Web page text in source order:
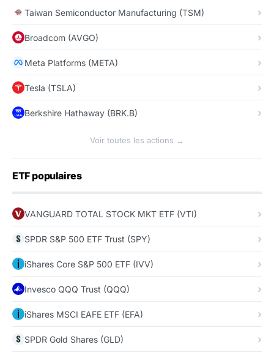
Taiwan Semiconductor Manufacturing (TSM)
Broadcom (AVGO)
Meta Platforms (META)
Tesla (TSLA)
Berkshire Hathaway (BRK.B)
Voir toutes les actions →
ETF populaires
VANGUARD TOTAL STOCK MKT ETF (VTI)
SPDR S&P 500 ETF Trust (SPY)
iShares Core S&P 500 ETF (IVV)
Invesco QQQ Trust (QQQ)
iShares MSCI EAFE ETF (EFA)
SPDR Gold Shares (GLD)